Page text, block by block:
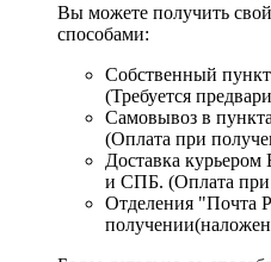
Вы можете получить
способами:
Собственный
(Требуется
Самовывоз в
(Оплата при
Доставка
и СПБ. (Оплата при
Отделения "Почта